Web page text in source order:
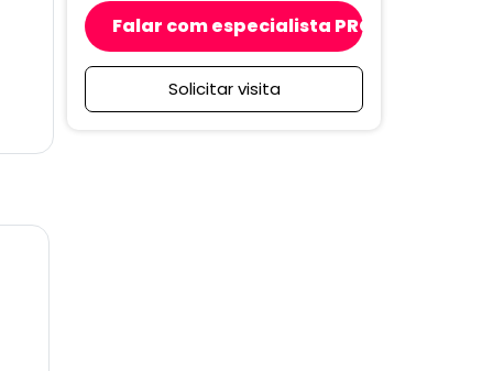
Falar com especialista PRO
Solicitar visita